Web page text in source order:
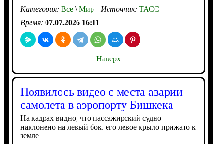
Категория: Все\Мир Источник: ТАСС
Время: 07.07.2026 16:11
Наверх
Появилось видео с места аварии
самолета в аэропорту Бишкека
На кадрах видно, что пассажирский судно
наклонено на левый бок, его левое крыло прижато к
земле